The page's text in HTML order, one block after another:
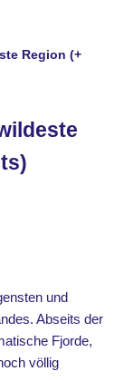
Region (+
und
Abseits der
Fjorde,
völlig